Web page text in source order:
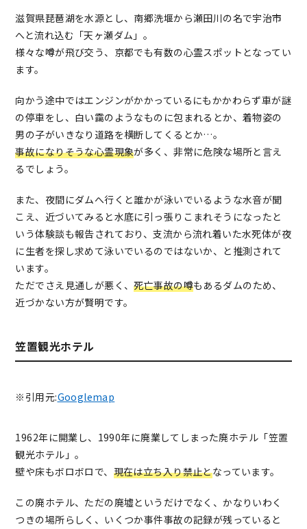
滋賀県琵琶湖を水源とし、南郷洗堰から瀬田川の名で宇治市
へと流れ込む「天ヶ瀬ダム」。
様々な噂が飛び交う、京都でも有数の心霊スポットとなってい
ます。
向かう途中ではエンジンがかかっているにもかかわらず車が謎
の停車をし、白い靄のようなものに包まれるとか、着物姿の
男の子がいきなり道路を横断してくるとか…。
事故になりそうな心霊現象が多く、非常に危険な場所と言え
るでしょう。
また、夜間にダムへ行くと誰かが泳いでいるような水音が聞
こえ、近づいてみると水底に引っ張りこまれそうになったと
いう体験談も報告されており、支流から流れ着いた水死体が夜
に生者を探し求めて泳いでいるのではないか、と推測されて
います。
ただでさえ見通しが悪く、死亡事故の噂もあるダムのため、
近づかない方が賢明です。
笠置観光ホテル
※引用元:Googlemap
1962年に開業し、1990年に廃業してしまった廃ホテル「笠置
観光ホテル」。
壁や床もボロボロで、 現在は立ち入り禁止となっています。
この廃ホテル、ただの廃墟というだけでなく、かなりいわく
つきの場所らしく、いくつか事件事故の記録が残っていると